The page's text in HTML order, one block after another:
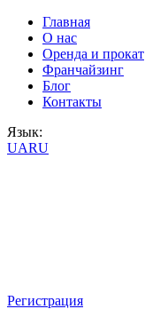
Главная
О нас
Оренда и прокат
Франчайзинг
Блог
Контакты
Язык:
UARU
Регистрация